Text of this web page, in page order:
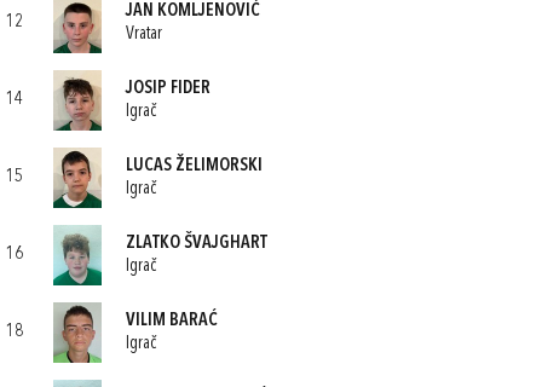
12
JAN KOMLJENOVIĆ
Vratar
14
JOSIP FIDER
Igrač
15
LUCAS ŽELIMORSKI
Igrač
16
ZLATKO ŠVAJGHART
Igrač
18
VILIM BARAĆ
Igrač